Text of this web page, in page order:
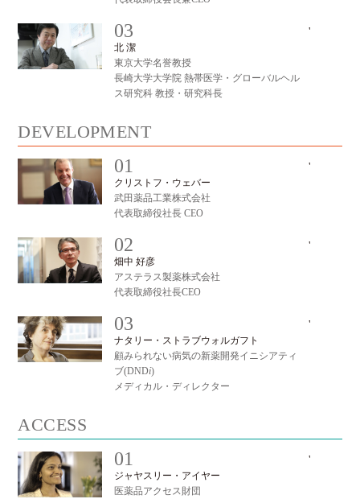
03
北 潔
東京大学名誉教授
長崎大学大学院 熱帯医学・グローバルヘル
ス研究科 教授・研究科長
'
DEVELOPMENT
01
クリストフ・ウェバー
武田薬品工業株式会社
代表取締役社長 CEO
'
02
畑中 好彦
アステラス製薬株式会社
代表取締役社長CEO
'
03
ナタリー・ストラブウォルガフト
顧みられない病気の新薬開発イニシアティ
ブ(DNDi)
メディカル・ディレクター
'
ACCESS
01
ジャヤスリー・アイヤー
医薬品アクセス財団
'